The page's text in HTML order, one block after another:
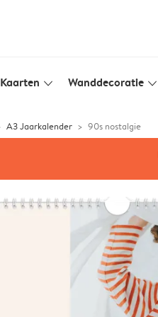
Kaarten slim_arrow_down Wanddecoratie slim_arrow_down
A3 Jaarkalender 90s nostalgie